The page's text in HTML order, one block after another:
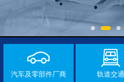
汽车及零部件厂商 轨道交通